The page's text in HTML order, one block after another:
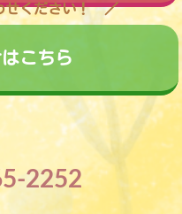
せください！
こちら
2252